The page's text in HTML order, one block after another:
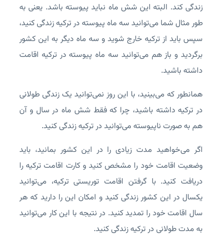
زندگی کند. البته این شش ماه نباید پیوسته باشد. یعنی به
طور مثال شما می‌توانید سه ماه پیوسته در ترکیه زندگی کنید،
سپس باید از ترکیه خارج شوید و سه ماه دیگر به این کشور
برگردید و باز هم می‌توانید سه ماه پیوسته در ترکیه اقامت
داشته باشید.
همانطور که می‌بینید، با این روز نمی‌توانید یک زندگی طولانی
در ترکیه داشته باشید، چرا که فقط شش ماه در سال و آن
هم به صورت ناپیوسته می‌توانید در ترکیه زندگی کنید.
اگر می‌خواهید مدت زیادی را در این کشور بمانید، باید
وضعیت اقامت خود را مشخص کنید و کارت اقامت ترکیه را
دریافت کنید. با گرفتن اقامت توریستی ترکیه، می‌توانید
یکسال در این کشور زندگی کنید و امکان این را دارید که هر
سال اقامت خود را تمدید کنید. در نتیجه با این کار می‌توانید
به مدت طولانی در ترکیه زندگی کنید.